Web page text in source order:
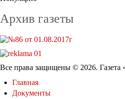
Архив газеты
Все права защищены © 2026. Газета
Главная
Документы